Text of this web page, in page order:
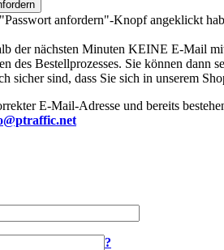
anfordern"-Knopf angeklickt
der nächsten Minuten KEINE E-Mail
des Bestellprozesses. Sie können
sicher sind, dass Sie sich in unserem
E-Mail-Adresse und bereits
?